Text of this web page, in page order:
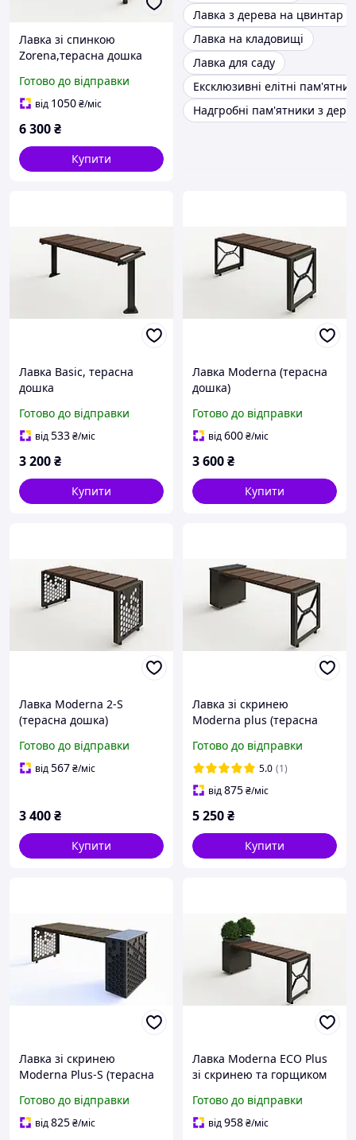
Лавка зі спинкою
Zorena,терасна дошка
Готово до відправки
від 1050₴/міс
6 300₴
Купити
Лавка з дерева на цвинтар
Лавка на кладовищі
Лавка для саду
Ексклюзивні елітні
Надгробні пам'ятники з
Лавка Basic, терасна
дошка
Готово до відправки
від533₴/міс
3 200₴
Купити
Лавка Moderna (терасна
дошка)
Готово до відправки
від600₴/міс
3 600₴
Купити
Лавка Moderna 2-S
(терасна дошка)
Готово до відправки
від567₴/міс
3 400₴
Купити
Лавка зі скринею
Moderna plus (терасна
Готово до відправки
5.0 (1)
від875₴/міс
5 250₴
Купити
Лавка зі скринею
Moderna Plus-S (терасна
Готово до відправки
від825₴/міс
Лавка Moderna ECO Plus
зі скринею та горщиком
Готово до відправки
від958₴/міс